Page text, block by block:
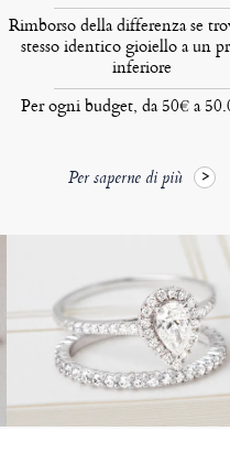
Rimborso della differenza se
stesso identico gioiello a un
inferiore
Per ogni budget, da 50€ a
Per saperne di più